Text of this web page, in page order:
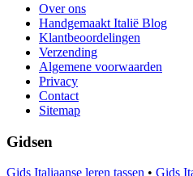
Over ons
Handgemaakt Italië Blog
Klantbeoordelingen
Verzending
Algemene voorwaarden
Privacy
Contact
Sitemap
Gidsen
Gids Italiaanse leren tassen • Gids